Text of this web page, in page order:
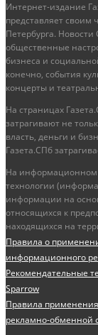
Интернет-издание
представляет своим
Петербурга. Новости
общественные
бизнеса и
конечно, события
концерты и
На страницах
затрагивают не
власть, деньги и
Газета.СПб
На информационном
технологии
информации на
относящихся к
находящихся на
Правила о
информационного
Рекомендательные
Sparrow
Правила
рекламно-обменной